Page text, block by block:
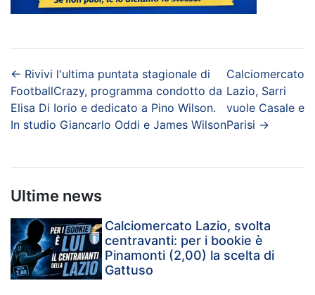
← Rivivi l'ultima puntata stagionale di
FootballCrazy, programma condotto da
Elisa Di Iorio e dedicato a Pino Wilson.
In studio Giancarlo Oddi e James Wilson
Calciomercato
Lazio, Sarri
vuole Casale e
Parisi →
Ultime news
Calciomercato Lazio, svolta
centravanti: per i bookie è
Pinamonti (2,00) la scelta di
Gattuso